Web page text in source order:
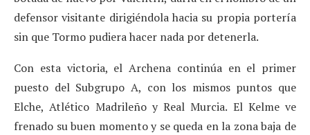
defensor visitante dirigiéndola hacia su propia portería
sin que Tormo pudiera hacer nada por detenerla.
Con esta victoria, el Archena continúa en el primer
puesto del Subgrupo A, con los mismos puntos que
Elche, Atlético Madrileño y Real Murcia. El Kelme ve
frenado su buen momento y se queda en la zona baja de